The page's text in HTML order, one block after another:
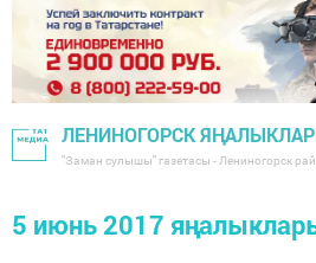
ЛЕНИНОГОРСК
"Заман сулышы" газетасы - Лениногорск
5 июнь 2017